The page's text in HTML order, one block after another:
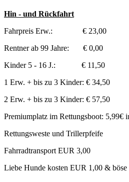
Hin - und Rückfahrt
Fahrpreis Erw.: € 23,00
Rentner ab 99 Jahre: € 0,00
Kinder 5 - 16 J.: € 11,50
1 Erw. + bis zu 3 Kinder: € 34,50
2 Erw. + bis zu 3 Kinder: € 57,50
Premiumplatz im Rettungsboot: 5,99€
Rettungsweste und Trillerpfeife
Fahrradtransport EUR 3,00
Liebe Hunde kosten EUR 1,00 &